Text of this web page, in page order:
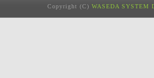
Copyright (C) WASEDA SYSTEM